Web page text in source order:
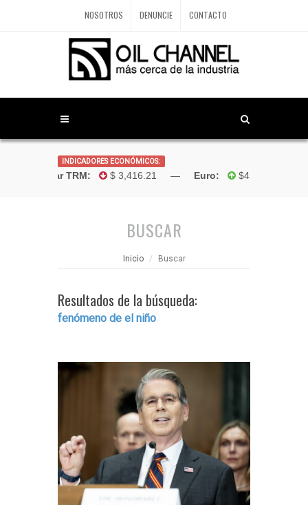
NOSOTROS DENUNCIE CONTACTO
INDICADORES ECONÓMICOS:
Dólar TRM: $ 3,416.21 —Euro: $4,181.96 —
BUSCAR
Inicio Buscar
Resultados de la búsqueda:
fenómeno de el niño